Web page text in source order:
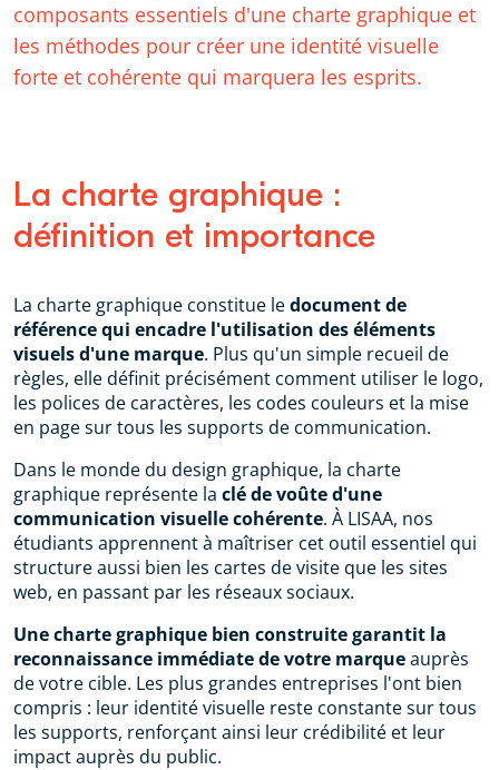
composants essentiels d'une charte graphique et
les méthodes pour créer une identité visuelle
forte et cohérente qui marquera les esprits.
La charte graphique :
définition et importance
La charte graphique constitue ledocument de
référence qui encadre l'utilisation des éléments
visuels d'une marque. Plus qu'un simple recueil de
règles, elle définit précisément comment utiliser le logo,
les polices de caractères, les codes couleurs et la mise
en page sur tous les supports de communication.
Dans le monde du design graphique, la charte
graphique représente la clé de voûte d'une
communication visuelle cohérente. À LISAA, nos
étudiants apprennent à maîtriser cet outil essentiel qui
structure aussi bien les cartes de visite que les sites
web, en passant par les réseaux sociaux.
Une charte graphique bien construite garantit la
reconnaissance immédiate de votre marqueauprès
de votre cible. Les plus grandes entreprises l'ont bien
compris : leur identité visuelle reste constante sur tous
les supports, renforçant ainsi leur crédibilité et leur
impact auprès du public.